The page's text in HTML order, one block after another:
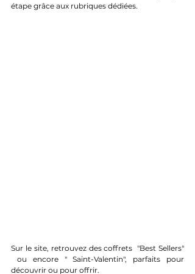
étape grâce aux rubriques dédiées.
Sur le site, retrouvez des coffrets  "Best Sellers"
ou encore " Saint-Valentin", parfaits pour
découvrir ou pour offrir.